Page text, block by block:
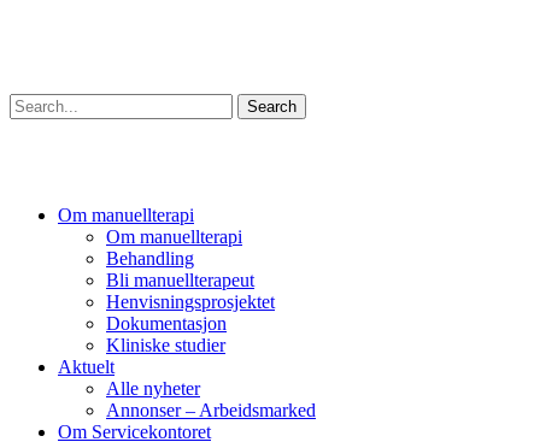
Search
Om manuellterapi
Om manuellterapi
Behandling
Bli manuellterapeut
Henvisningsprosjektet
Dokumentasjon
Kliniske studier
Aktuelt
Alle nyheter
Annonser – Arbeidsmarked
Om Servicekontoret